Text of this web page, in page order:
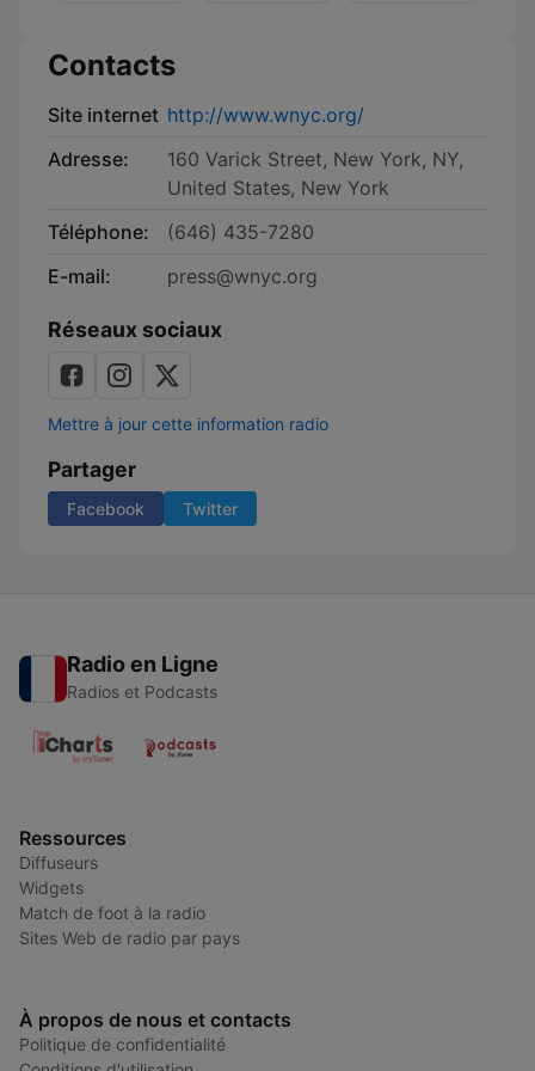
Contacts
Site internet http://www.wnyc.org/
Adresse:
160 Varick Street, New York, NY,
United States, New York
Téléphone:
(646) 435-7280
E-mail:
press@wnyc.org
Réseaux sociaux
Mettre à jour cette information radio
Partager
Facebook Twitter
Radio en Ligne
Radios et Podcasts
Ressources
Diffuseurs
Widgets
Match de foot à la radio
Sites Web de radio par pays
À propos de nous et contacts
Politique de confidentialité